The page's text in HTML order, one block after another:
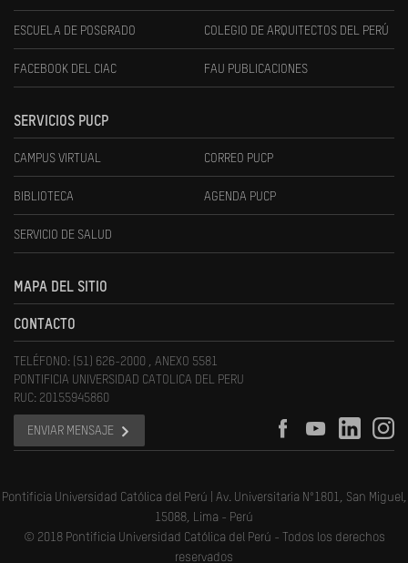
ESCUELA DE POSGRADO COLEGIO DE ARQUITECTOS DEL PERÚ
FACEBOOK DEL CIAC FAU PUBLICACIONES
SERVICIOS PUCP
CAMPUS VIRTUAL CORREO PUCP
BIBLIOTECA AGENDA PUCP
SERVICIO DE SALUD
MAPA DEL SITIO
CONTACTO
TELÉFONO: (51) 626-2000 , ANEXO 5581
PONTIFICIA UNIVERSIDAD CATOLICA DEL PERU
RUC: 20155945860
ENVIAR MENSAJE
Pontificia Universidad Católica del Perú | Av. Universitaria N°1801, San Miguel,
15088, Lima - Perú
© 2018 Pontificia Universidad Católica del Perú - Todos los derechos
reservados